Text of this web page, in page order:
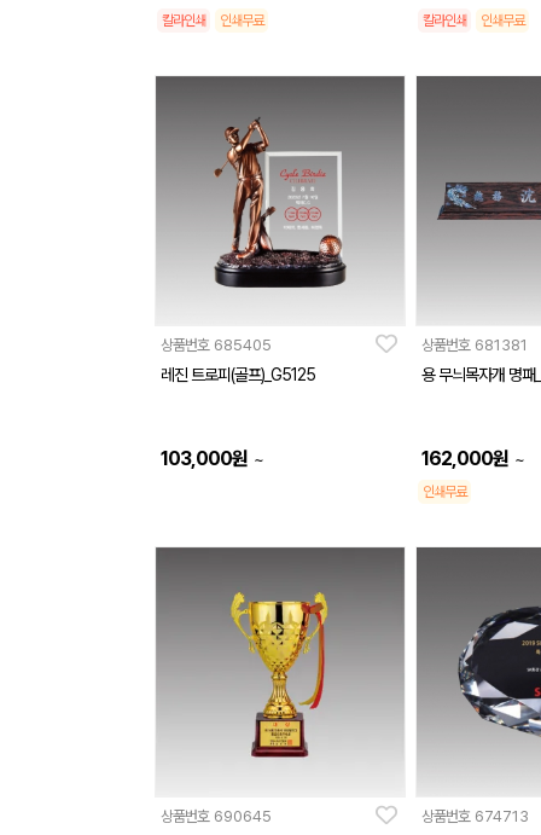
칼라인쇄 인쇄무료 칼라인쇄 인쇄무료
상품번호 685405
레진 트로피(골프)_G5125
103,000원 ~
상품번호 681381
용 무늬목자개 명
162,000원 ~
인쇄무료
상품번호 690645 상품번호 674713